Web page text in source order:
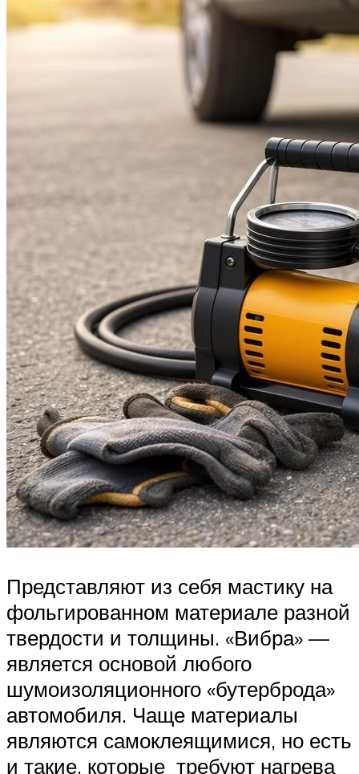
Представляют из себя мастику на
фольгированном материале разной
твердости и толщины. «Вибра» —
является основой любого
шумоизоляционного «бутерброда»
автомобиля. Чаще материалы
являются самоклеящимися, но есть
и такие, которые требуют нагрева